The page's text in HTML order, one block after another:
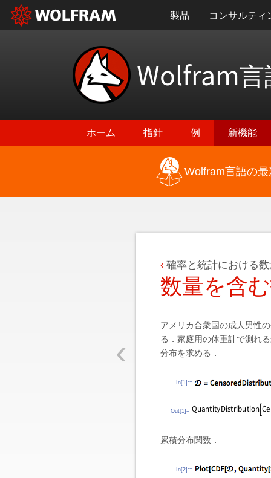
製品 コンサルティ
Wolfram言
ホーム 指針 例 新機能
Wolfram言語の
‹
確率と統計における
数量を含
アメリカ合衆国の成人男性
る．家庭用の体重計で測れ
分布を求める．
In[1]:=
Out[1]=
累積分布関数．
In[2]:=